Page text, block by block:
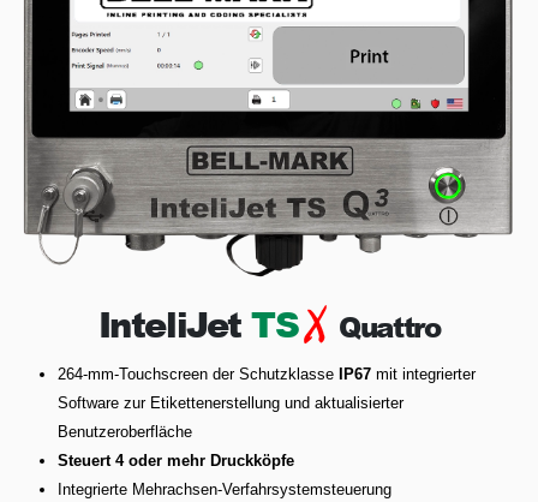
InteliJetTSX Quattro
264-mm-Touchscreen der Schutzklasse IP67 mit integrierter
Software zur Etikettenerstellung und aktualisierter
Benutzeroberfläche
Steuert 4 oder mehr Druckköpfe
Integrierte Mehrachsen-Verfahrsystemsteuerung